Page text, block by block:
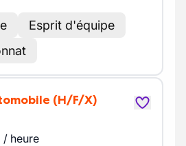
Esprit d'équipe
(H/F/X)
/ heure